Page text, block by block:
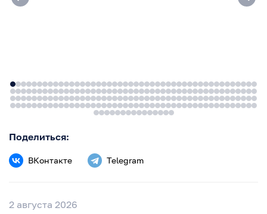
Поделиться:
ВКонтакте Telegram
2 августа 2026